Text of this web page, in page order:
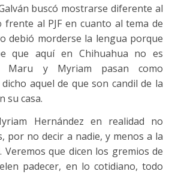
buscó mostrarse diferente al
frente al PJF en cuanto al tema de
debió morderse la lengua porque
que aquí en Chihuahua no es
Maru y Myriam pasan como
aquel de que son candil de la
su casa.
Hernández en realidad no
por no decir a nadie, y menos a la
Veremos que dicen los gremios de
padecer, en lo cotidiano, todo